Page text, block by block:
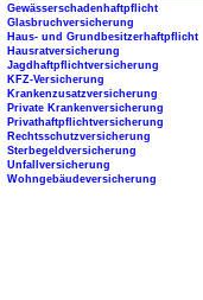
Gewässerschadenhaftpflicht
Glasbruchversicherung
Haus- und Grundbesitzerhaftpflicht
Hausratversicherung
Jagdhaftpflichtversicherung
KFZ-Versicherung
Krankenzusatzversicherung
Private Krankenversicherung
Privathaftpflichtversicherung
Rechtsschutzversicherung
Sterbegeldversicherung
Unfallversicherung
Wohngebäudeversicherung